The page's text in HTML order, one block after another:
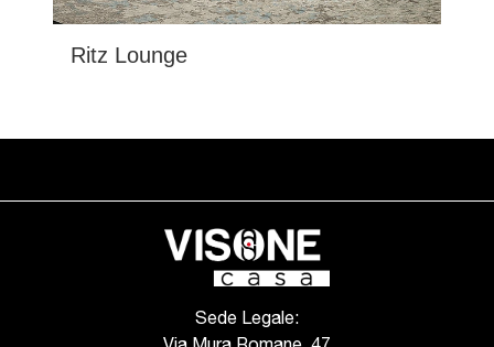
Ritz Lounge
Sede Legale: